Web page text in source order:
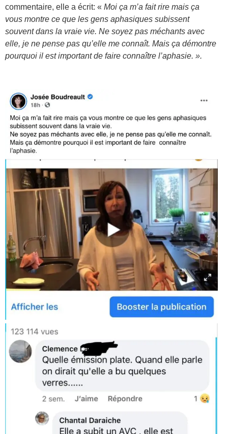
commentaire, elle a écrit: « Moi ça m’a fait rire mais ça
vous montre ce que les gens aphasiques subissent
souvent dans la vraie vie. Ne soyez pas méchants avec
elle, je ne pense pas qu’elle me connaît. Mais ça démontre
pourquoi il est important de faire connaître l’aphasie. ».